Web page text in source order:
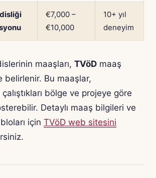
€7,000 –
€10,000
10+ yıl
deneyim
maaşları, TVöD maaş
belirlenir. Bu maaşlar,
bölge ve projeye göre
Detaylı maaş bilgileri ve
için TVöD web sitesini